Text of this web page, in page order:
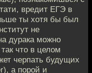
вредит ЕГЭ в
ты хотя бы был
не
дурака можно
что в целом
черпать будущих
а порой и